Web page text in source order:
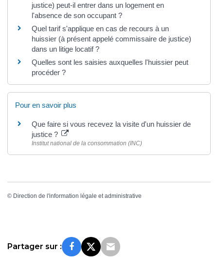
justice) peut-il entrer dans un logement en
l'absence de son occupant ?
Quel tarif s'applique en cas de recours à un
huissier (à présent appelé commissaire de justice)
dans un litige locatif ?
Quelles sont les saisies auxquelles l'huissier peut
procéder ?
Pour en savoir plus
Que faire si vous recevez la visite d'un huissier de
justice ?
Institut national de la consommation (INC)
© Direction de l'information légale et administrative
Partager sur :